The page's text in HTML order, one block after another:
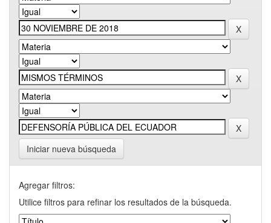
Iniciar nueva búsqueda
Agregar filtros:
Utilice filtros para refinar los resultados de la búsqueda.